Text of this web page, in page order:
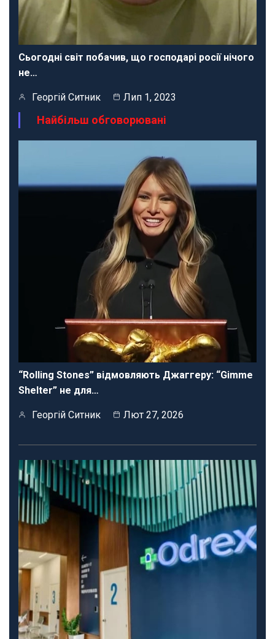
Сьогодні світ побачив, що господарі росії нічого
не…
Георгій Ситник Лип 1, 2023
Найбільш обговорювані
“Rolling Stones” відмовляють Джаггеру: “Gimme
Shelter” не для…
Георгій Ситник Лют 27, 2026